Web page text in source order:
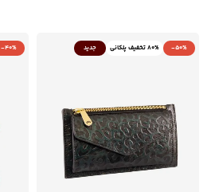
-50% 80% تخفیف پلکانی جدید -40%